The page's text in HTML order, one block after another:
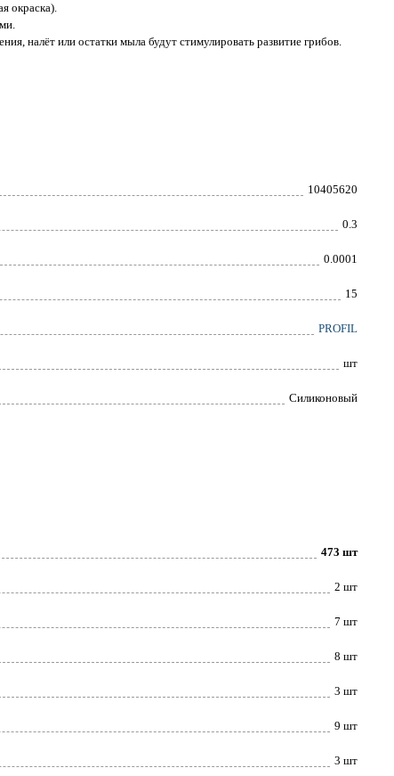
окраска).
налёт или остатки мыла будут стимулировать развитие грибов.
10405620
0.3
0.0001
15
PROFIL
шт
Силиконовый
473 шт
2 шт
7 шт
8 шт
3 шт
9 шт
3 шт